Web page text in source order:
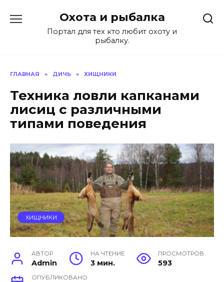
содержанию
Охота и рыбалка
Портал для тех кто любит охоту и
рыбалку.
ГЛАВНАЯ » ДИЧЬ » ХИЩНИКИ
Техника ловли капканами
лисиц с различными
типами поведения
ХИЩНИКИ
АВТОР
Admin
НА ЧТЕНИЕ
3 мин.
ПРОСМОТРОВ
593
ОПУБЛИКОВАНО